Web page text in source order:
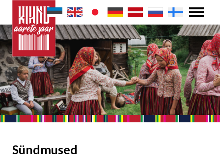
Sündmused